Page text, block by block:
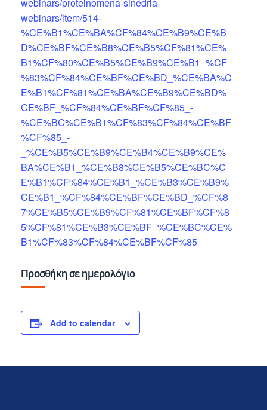
webinars/item/514-
%CE%B1%CE%BA%CF%84%CE%B9%CE%B
D%CE%BF%CE%B8%CE%B5%CF%81%CE%
B1%CF%80%CE%B5%CE%B9%CE%B1_%CF
%83%CF%84%CE%BF%CE%BD_%CE%BA%C
E%B1%CF%81%CE%BA%CE%B9%CE%BD%
CE%BF_%CF%84%CE%BF%CF%85_-
%CE%BC%CE%B1%CF%83%CF%84%CE%BF
%CF%85_-
_%CE%B5%CE%B9%CE%B4%CE%B9%CE%
BA%CE%B1_%CE%B8%CE%B5%CE%BC%C
E%B1%CF%84%CE%B1_%CE%B3%CE%B9%
CE%B1_%CF%84%CE%BF%CE%BD_%CF%8
7%CE%B5%CE%B9%CF%81%CE%BF%CF%8
5%CF%81%CE%B3%CE%BF_%CE%BC%CE%
B1%CF%83%CF%84%CE%BF%CF%85
Προσθήκη σε ημερολόγιο
Add to calendar